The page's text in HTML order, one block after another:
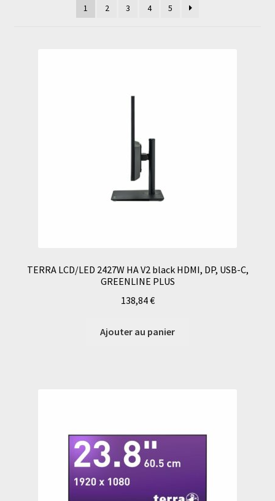
1 2 3 4 5
TERRA LCD/LED 2427W HA V2 black HDMI, DP, USB-C,
GREENLINE PLUS
138,84€
Ajouter au panier